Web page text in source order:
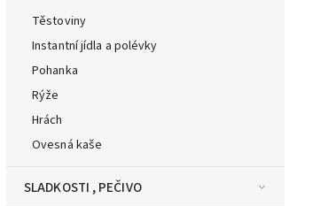
Těstoviny
Instantní jídla a polévky
Pohanka
Rýže
Hrách
Ovesná kaše
SLADKOSTI , PEČIVO